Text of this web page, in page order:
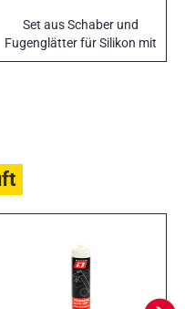
Set aus Schaber und
Fugenglätter für Silikon mit
Profilen